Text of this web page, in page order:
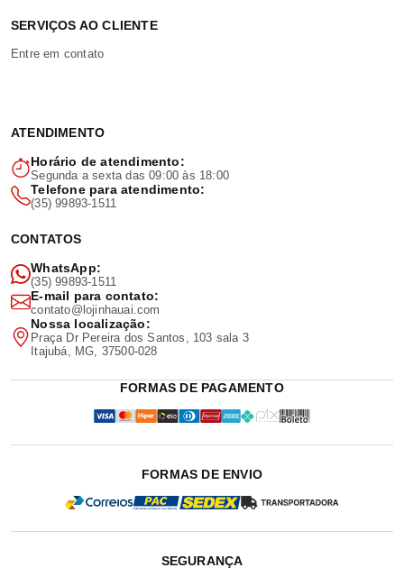
SERVIÇOS AO CLIENTE
Entre em contato
ATENDIMENTO
Horário de atendimento:
Segunda a sexta das 09:00 às 18:00
Telefone para atendimento:
(35) 99893-1511
CONTATOS
WhatsApp:
(35) 99893-1511
E-mail para contato:
contato@lojinhauai.com
Nossa localização:
Praça Dr Pereira dos Santos, 103 sala 3
Itajubá, MG, 37500-028
FORMAS DE PAGAMENTO
FORMAS DE ENVIO
SEGURANÇA